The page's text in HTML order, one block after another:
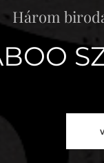
Három